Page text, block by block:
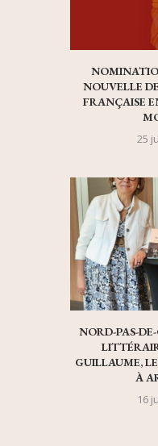
NOUVELLE
FRANÇAISE
25
NORD-PAS-
GUILLAUME,
À
16